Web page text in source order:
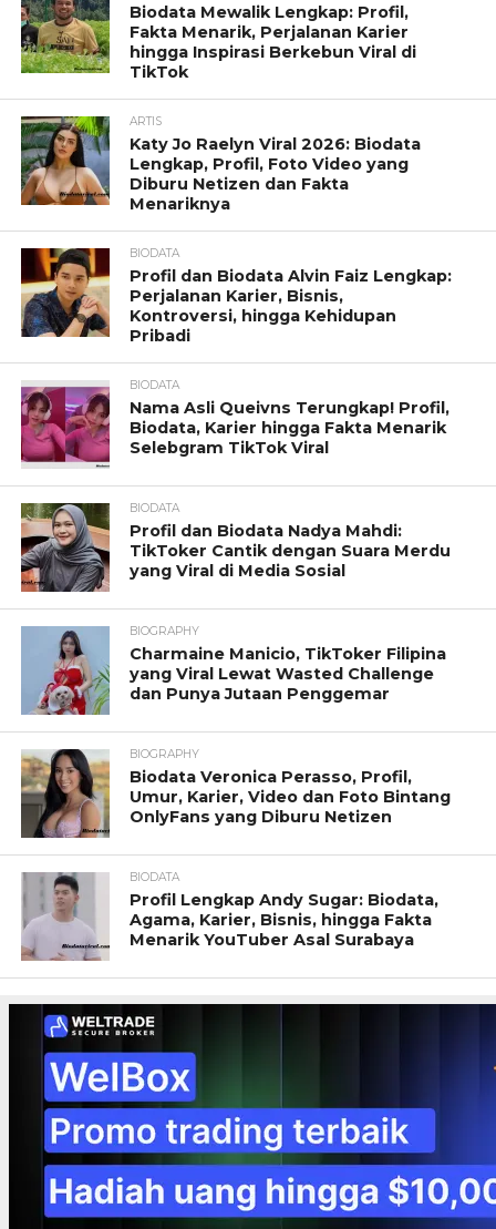
Biodata Mewalik Lengkap: Profil,
Fakta Menarik, Perjalanan Karier
hingga Inspirasi Berkebun Viral di
TikTok
ARTIS
Katy Jo Raelyn Viral 2026: Biodata
Lengkap, Profil, Foto Video yang
Diburu Netizen dan Fakta
Menariknya
BIODATA
Profil dan Biodata Alvin Faiz Lengkap:
Perjalanan Karier, Bisnis,
Kontroversi, hingga Kehidupan
Pribadi
BIODATA
Nama Asli Queivns Terungkap! Profil,
Biodata, Karier hingga Fakta Menarik
Selebgram TikTok Viral
BIODATA
Profil dan Biodata Nadya Mahdi:
TikToker Cantik dengan Suara Merdu
yang Viral di Media Sosial
BIOGRAPHY
Charmaine Manicio, TikToker Filipina
yang Viral Lewat Wasted Challenge
dan Punya Jutaan Penggemar
BIOGRAPHY
Biodata Veronica Perasso, Profil,
Umur, Karier, Video dan Foto Bintang
OnlyFans yang Diburu Netizen
BIODATA
Profil Lengkap Andy Sugar: Biodata,
Agama, Karier, Bisnis, hingga Fakta
Menarik YouTuber Asal Surabaya